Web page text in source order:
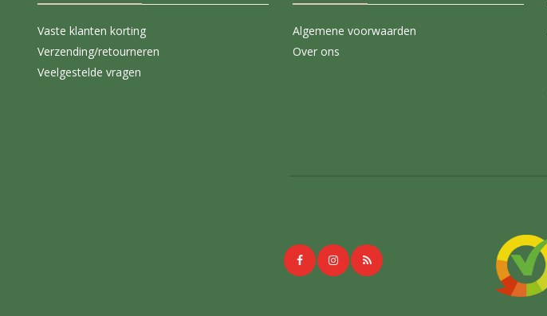
Vaste klanten korting
Verzending/retourneren
Veelgestelde vragen
Algemene voorwaarden
Over ons